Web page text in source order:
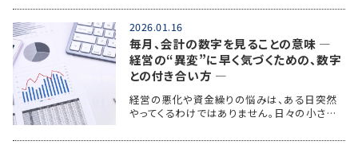
2026.01.16
毎月、会計の数字を見ることの意味 ―
経営の“異変”に早く気づくための、数字
との付き合い方 ―
経営の悪化や資金繰りの悩みは、ある日突然
やってくるわけではありません。日々の小さ…